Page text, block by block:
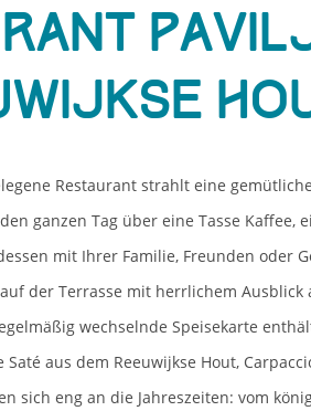
Restaurant strahlt eine
ganzen Tag über eine Tasse Kaffee,
mit Ihrer Familie, Freunden oder
der Terrasse mit herrlichem Ausblick
wechselnde Speisekarte
aus dem Reeuwijkse Hout,
sich eng an die Jahreszeiten: vom